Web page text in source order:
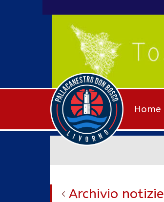
Home
Archivio notizie